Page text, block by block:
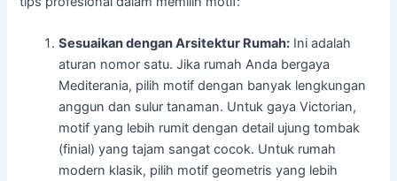
Sesuaikan dengan Arsitektur Rumah: Ini adalah
aturan nomor satu. Jika rumah Anda bergaya
Mediterania, pilih motif dengan banyak lengkungan
anggun dan sulur tanaman. Untuk gaya Victorian,
motif yang lebih rumit dengan detail ujung tombak
(finial) yang tajam sangat cocok. Untuk rumah
modern klasik, pilih motif geometris yang lebih